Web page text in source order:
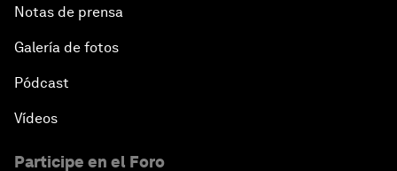
Notas de prensa
Galería de fotos
Pódcast
Vídeos
Participe en el Foro